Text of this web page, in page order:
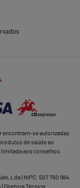
encontram-se autorizadas
de saúde ao
aos conselhos
Lda | NIPC: 507 760 964
| Diretora Técnica: